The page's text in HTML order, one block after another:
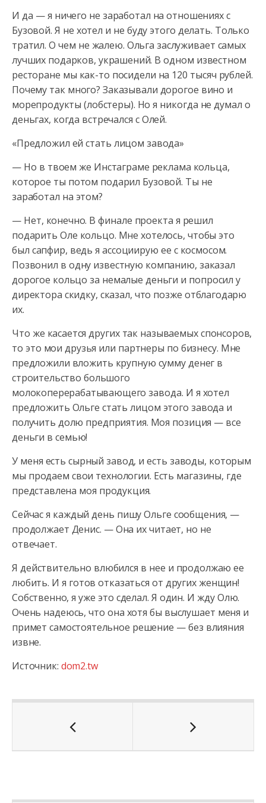
И да — я ничего не заработал на отношениях с
Бузовой. Я не хотел и не буду этого делать. Только
тратил. О чем не жалею. Ольга заслуживает самых
лучших подарков, украшений. В одном известном
ресторане мы как-то посидели на 120 тысяч рублей.
Почему так много? Заказывали дорогое вино и
морепродукты (лобстеры). Но я никогда не думал о
деньгах, когда встречался с Олей.
«Предложил ей стать лицом завода»
— Но в твоем же Инстаграме реклама кольца,
которое ты потом подарил Бузовой. Ты не
заработал на этом?
— Нет, конечно. В финале проекта я решил
подарить Оле кольцо. Мне хотелось, чтобы это
был сапфир, ведь я ассоциирую ее с космосом.
Позвонил в одну известную компанию, заказал
дорогое кольцо за немалые деньги и попросил у
директора скидку, сказал, что позже отблагодарю
их.
Что же касается других так называемых спонсоров,
то это мои друзья или партнеры по бизнесу. Мне
предложили вложить крупную сумму денег в
строительство большого
молокоперерабатывающего завода. И я хотел
предложить Ольге стать лицом этого завода и
получить долю предприятия. Моя позиция — все
деньги в семью!
У меня есть сырный завод, и есть заводы, которым
мы продаем свои технологии. Есть магазины, где
представлена моя продукция.
Сейчас я каждый день пишу Ольге сообщения, —
продолжает Денис. — Она их читает, но не
отвечает.
Я действительно влюбился в нее и продолжаю ее
любить. И я готов отказаться от других женщин!
Собственно, я уже это сделал. Я один. И жду Олю.
Очень надеюсь, что она хотя бы выслушает меня и
примет самостоятельное решение — без влияния
извне.
Источник: dom2.tw